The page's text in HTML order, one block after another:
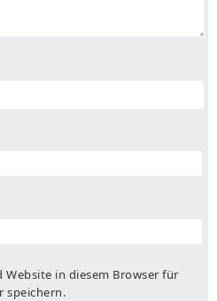
Website in diesem Browser für
speichern.